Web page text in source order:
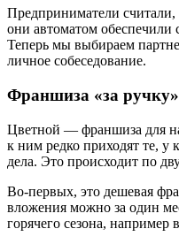
Предприниматели считали,
они автоматом
Теперь мы выбираем
личное собеседование.
Франшиза «за ручку»
Цветной — франшиза для
к ним редко приходят те, у
дела. Это происходит по
Во-первых, это дешевая
вложения можно за один
горячего сезона, например